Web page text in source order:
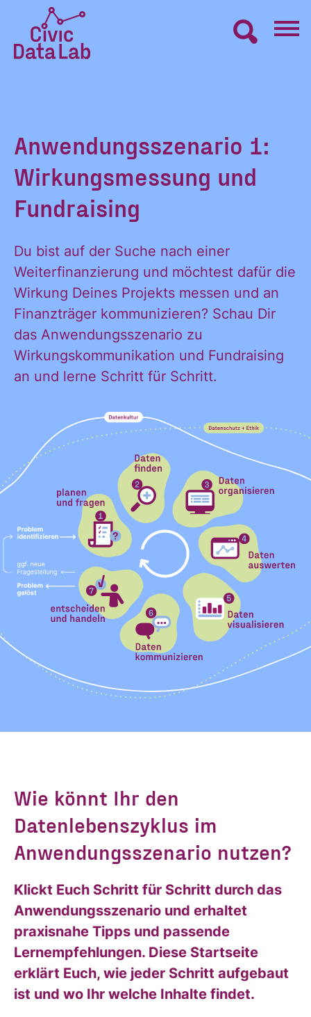
Inhalt
springen
LERNEN
MACHEN
BLOG
ÜBER UNS
KONTAKT
Anwendungsszenario 1:
Wirkungsmessung und
Fundraising
Du bist auf der Suche nach einer
Weiterfinanzierung und möchtest dafür die
Wirkung Deines Projekts messen und an
Finanzträger kommunizieren? Schau Dir
das Anwendungsszenario zu
Wirkungskommunikation und Fundraising
an und lerne Schritt für Schritt.
Wie könnt Ihr den
Datenlebenszyklus im
Anwendungsszenario nutzen?
Klickt Euch Schritt für Schritt durch das
Anwendungsszenario und erhaltet
praxisnahe Tipps und passende
Lernempfehlungen. Diese Startseite
erklärt Euch, wie jeder Schritt aufgebaut
ist und wo Ihr welche Inhalte findet.